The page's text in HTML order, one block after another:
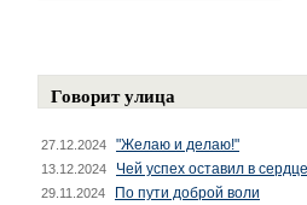
Говорит улица
27.12.2024 "Желаю и делаю!"
13.12.2024 Чей успех оставил в
29.11.2024 По пути доброй воли